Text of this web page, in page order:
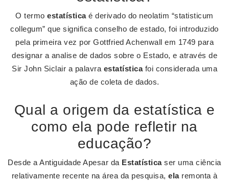
O termoestatísticaé derivado do neolatim “statisticum
collegum” que significa conselho de estado, foi introduzido
pela primeira vez por Gottfried Achenwall em 1749 para
designar a analise de dados sobre o Estado, e através de
Sir John Siclair a palavra estatísticafoi considerada uma
ação de coleta de dados.
Qual a origem da estatística e
como ela pode refletir na
educação?
Desde a Antiguidade Apesar da Estatísticaser uma ciência
relativamente recente na área da pesquisa, elaremonta à